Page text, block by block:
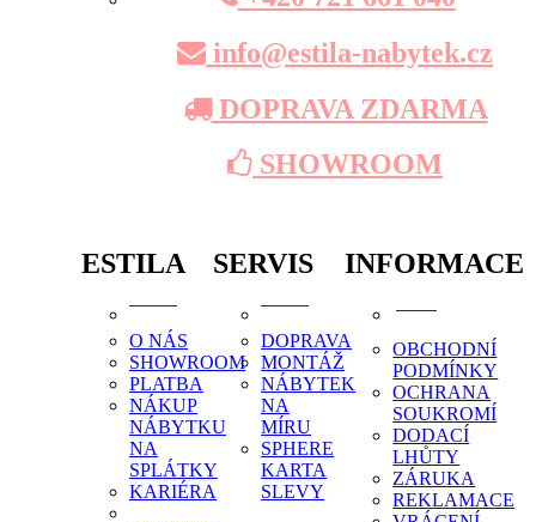
info@estila-nabytek.cz
DOPRAVA ZDARMA
SHOWROOM
ESTILA
O NÁS
SHOWROOM
PLATBA
NÁKUP
NÁBYTKU
NA
SPLÁTKY
KARIÉRA
SERVIS
DOPRAVA
MONTÁŽ
NÁBYTEK
NA
MÍRU
SPHERE
KARTA
SLEVY
INFORMACE
OBCHODNÍ
PODMÍNKY
OCHRANA
SOUKROMÍ
DODACÍ
LHŮTY
ZÁRUKA
REKLAMACE